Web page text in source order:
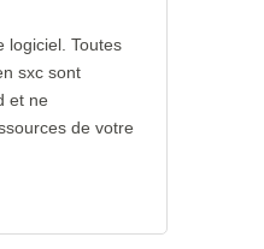
logiciel. Toutes
sxc sont
et ne
de votre